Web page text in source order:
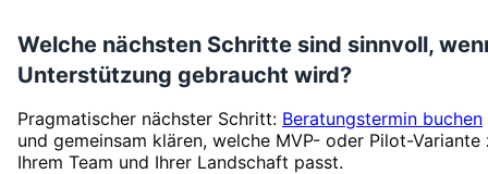
Welche nächsten Schritte sind sinnvoll,
Unterstützung gebraucht wird?
Pragmatischer nächster Schritt: Beratungstermin buchen
und gemeinsam klären, welche MVP- oder Pilot-Variante
Ihrem Team und Ihrer Landschaft passt.